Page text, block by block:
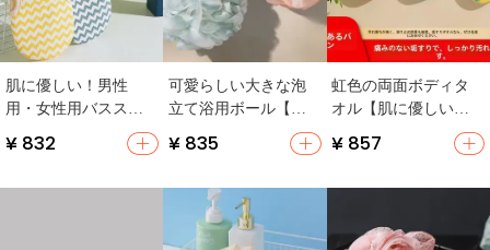
肌に優しい！男性
用・女性用バススク
ラバー【強力な水垢
除去・家庭用・グリ
¥ 832
可愛らしい大きな泡
立て浴用ボール【浴
ン・背中マッサージ
¥ 835
虹色の両面ボディタ
オル【肌に優しい・
男女兼用・粗砂仕上
げ】（セットアップ
¥ 857